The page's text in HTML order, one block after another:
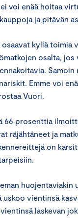
ei voi enää hoitaa
ja pitävän
kyllä toimia
osalta,
Emme voi
Vuori.
prosenttia
räjähtäneet ja
on
huojentaviakin
vientinsä
laskevan